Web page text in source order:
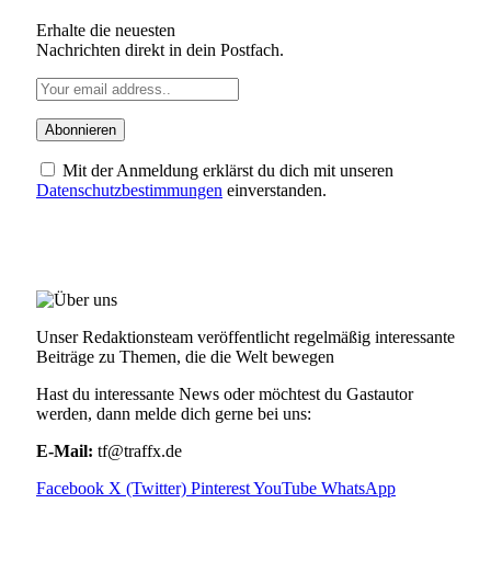
Erhalte die neuesten
Nachrichten direkt in dein Postfach.
Mit der Anmeldung erklärst du dich mit unseren
Datenschutzbestimmungen einverstanden.
Unser Redaktionsteam veröffentlicht regelmäßig interessante
Beiträge zu Themen, die die Welt bewegen
Hast du interessante News oder möchtest du Gastautor
werden, dann melde dich gerne bei uns:
E-Mail: tf@traffx.de
Facebook X (Twitter) PinterestYouTube WhatsApp